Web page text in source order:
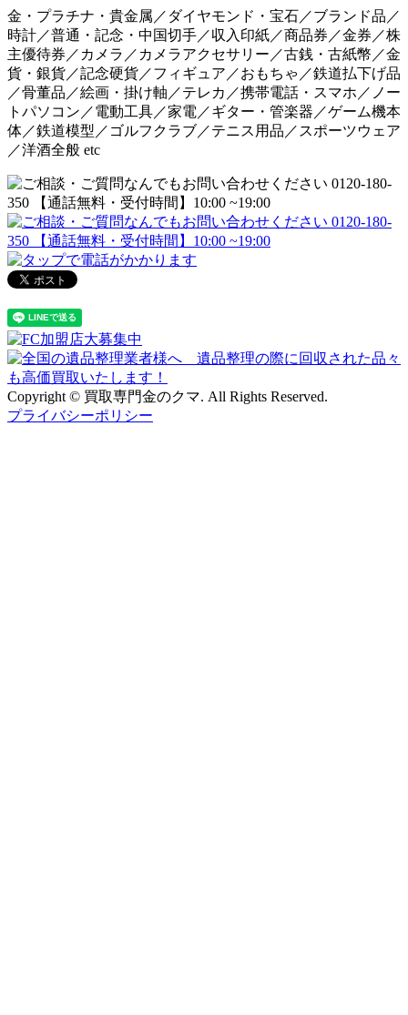
金・プラチナ・貴金属／ダイヤモンド・宝石／ブランド品／
時計／普通・記念・中国切手／収入印紙／商品券／金券／株
主優待券／カメラ／カメラアクセサリー／古銭・古紙幣／金
貨・銀貨／記念硬貨／フィギュア／おもちゃ／鉄道払下げ品
／骨董品／絵画・掛け軸／テレカ／携帯電話・スマホ／ノー
トパソコン／電動工具／家電／ギター・管楽器／ゲーム機本
体／鉄道模型／ゴルフクラブ／テニス用品／スポーツウェア
／洋酒全般 etc
Copyright © 買取専門金のクマ. All Rights Reserved.
プライバシーポリシー